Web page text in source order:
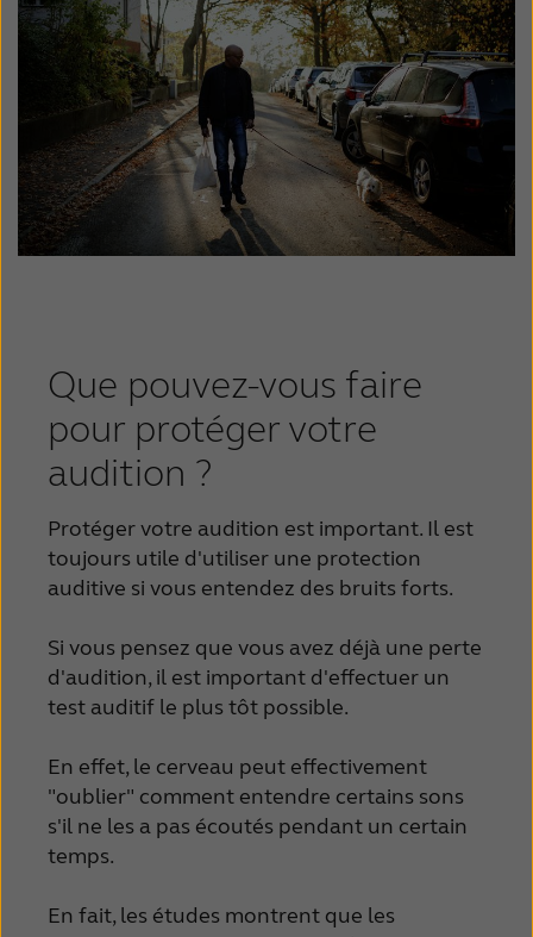
Que pouvez-vous faire
pour protéger votre
audition ?
Protéger votre audition est important. Il est
toujours utile d'utiliser une protection
auditive si vous entendez des bruits forts.
Si vous pensez que vous avez déjà une perte
d'audition, il est important d'effectuer un
test auditif le plus tôt possible.
En effet, le cerveau peut effectivement
"oublier" comment entendre certains sons
s'il ne les a pas écoutés pendant un certain
temps.
En fait, les études montrent que les